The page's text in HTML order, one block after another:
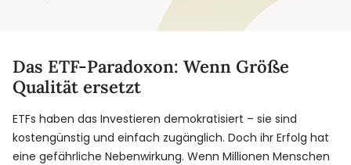
Das ETF-Paradoxon: Wenn Größe
Qualität ersetzt
ETFs haben das Investieren demokratisiert – sie sind
kostengünstig und einfach zugänglich. Doch ihr Erfolg hat
eine gefährliche Nebenwirkung. Wenn Millionen Menschen